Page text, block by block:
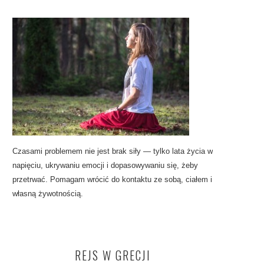
Czasami problemem nie jest brak siły — tylko lata życia w
napięciu, ukrywaniu emocji i dopasowywaniu się, żeby
przetrwać. Pomagam wrócić do kontaktu ze sobą, ciałem i
własną żywotnością.
REJS W GRECJI